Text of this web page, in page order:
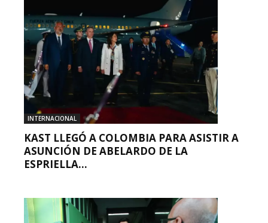
INTERNACIONAL
KAST LLEGÓ A COLOMBIA PARA ASISTIR A
ASUNCIÓN DE ABELARDO DE LA
ESPRIELLA...